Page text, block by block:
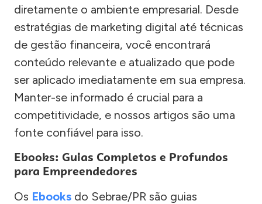
diretamente o ambiente empresarial. Desde
estratégias de marketing digital até técnicas
de gestão financeira, você encontrará
conteúdo relevante e atualizado que pode
ser aplicado imediatamente em sua empresa.
Manter-se informado é crucial para a
competitividade, e nossos artigos são uma
fonte confiável para isso.
Ebooks: Guias Completos e Profundos
para Empreendedores
Os Ebooks do Sebrae/PR são guias